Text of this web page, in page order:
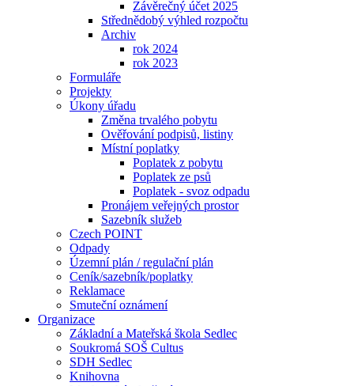
Závěrečný účet 2025
Střednědobý výhled rozpočtu
Archiv
rok 2024
rok 2023
Formuláře
Projekty
Úkony úřadu
Změna trvalého pobytu
Ověřování podpisů, listiny
Místní poplatky
Poplatek z pobytu
Poplatek ze psů
Poplatek - svoz odpadu
Pronájem veřejných prostor
Sazebník služeb
Czech POINT
Odpady
Územní plán / regulační plán
Ceník/sazebník/poplatky
Reklamace
Smuteční oznámení
Organizace
Základní a Mateřská škola Sedlec
Soukromá SOŠ Cultus
SDH Sedlec
Knihovna